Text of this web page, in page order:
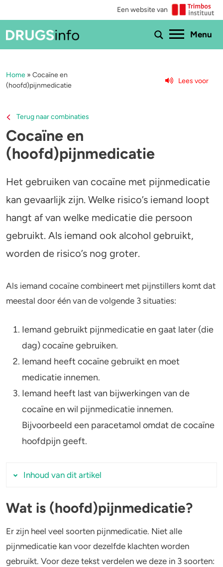
Een website van
Menu
Menu
Cocaïne
3-MMC
GHB
Alcohol
Paddo’s en truffels
Ketamine
LSD
Heroïne
Crack
Zwangerschap
Combinaties & medicijnen
Zorgen om iemand
Stoppen of minderen
Verkeer
Check je gebruik
Home » Cocaïne en
(hoofd)pijnmedicatie
Lees voor
Terug naar combinaties
Cocaïne en
(hoofd)pijnmedicatie
Het gebruiken van cocaïne met pijnmedicatie
kan gevaarlijk zijn. Welke risico’s iemand loopt
hangt af van welke medicatie die persoon
gebruikt. Als iemand ook alcohol gebruikt,
worden de risico’s nog groter.
Als iemand cocaïne combineert met pijnstillers komt dat
meestal door één van de volgende 3 situaties:
Iemand gebruikt pijnmedicatie en gaat later (die
dag) cocaïne gebruiken.
Iemand heeft cocaïne gebruikt en moet
medicatie innemen.
Iemand heeft last van bijwerkingen van de
cocaïne en wil pijnmedicatie innemen.
Bijvoorbeeld een paracetamol omdat de cocaïne
hoofdpijn geeft.
Inhoud van dit artikel
Wat is (hoofd)pijnmedicatie?
Pijnstillers op recept (opioïden)
Overige pijnstillers op recept
Wat is (hoofd)pijnmedicatie?
Er zijn heel veel soorten pijnmedicatie. Niet alle
pijnmedicatie kan voor dezelfde klachten worden
gebruikt. Voor deze tekst verdelen we deze in 3 soorten: